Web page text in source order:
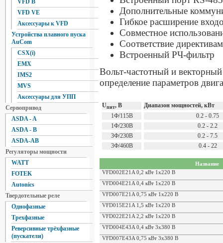
VFD B
VFD VE
Аксессуары к VFD
Устройства плавного пуска
AuCom
CSX(i)
EMX
IMS2
MVS
Аксессуары для УПП
Сервопривод
ASDA - A
ASDA - B
ASDA-AB
Регуляторы мощности
WATT
FOTEK
Autonics
Твердотельные реле
Однофазные
Трехфазные
Реверсивные трёхфазные
(пускатели)
Дополнительные
Гибкое расширение
Совместное
Соответствие
Встроенный РЧ-фильтр
Вольт-частотный и
определение параметров
Uпит, В
Диапазон мощностей, кВт
1Ф/115В
0.2 - 0.75
1Ф/230В
0.2 - 2.2
3Ф/230В
0.2 - 7.5
3Ф/460В
0.4 - 22
Название
VFD002E21A 0,2 кВт 1х220 В
VFD004E21A 0,4 кВт 1х220 В
VFD007E21A 0,75 кВт 1х220 В
VFD015E21A 1,5 кВт 1х220 В
VFD022E21A 2,2 кВт 1х220 В
VFD004E43A 0,4 кВт 3х380 В
VFD007E43A 0,75 кВт 3х380 В